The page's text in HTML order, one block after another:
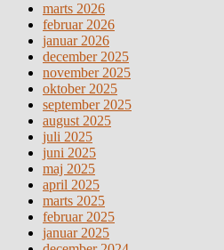
marts 2026
februar 2026
januar 2026
december 2025
november 2025
oktober 2025
september 2025
august 2025
juli 2025
juni 2025
maj 2025
april 2025
marts 2025
februar 2025
januar 2025